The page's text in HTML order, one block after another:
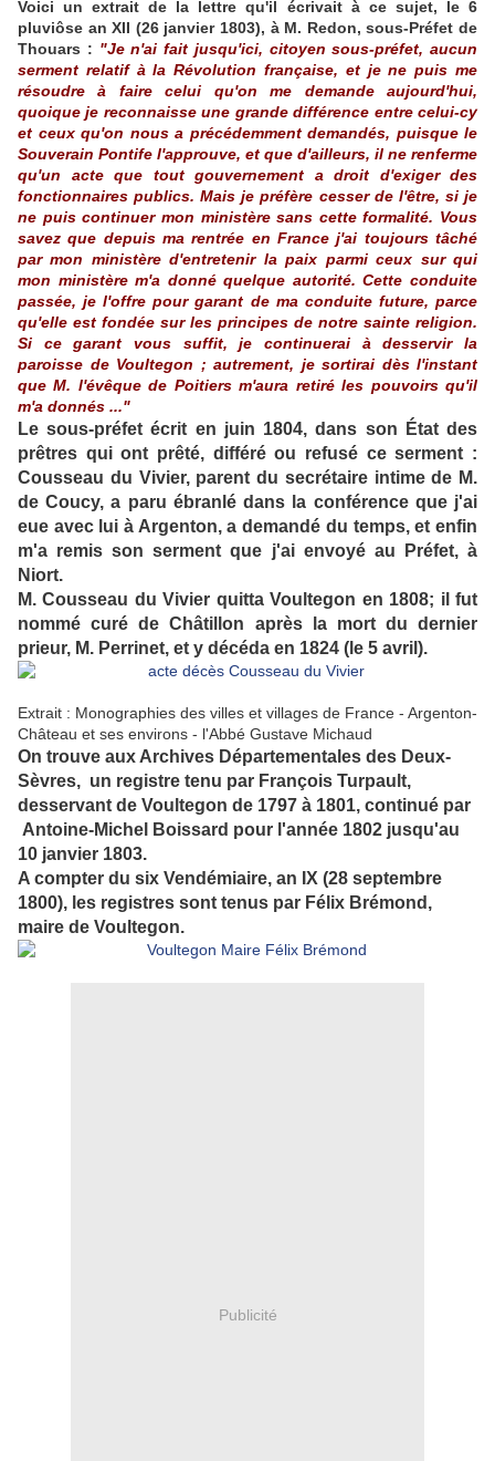
Voici un extrait de la lettre qu'il écrivait à ce sujet, le 6
pluviôse an XII (26 janvier 1803), à M. Redon, sous-Préfet de
Thouars : "Je n'ai fait jusqu'ici, citoyen sous-préfet, aucun
serment relatif à la Révolution française, et je ne puis me
résoudre à faire celui qu'on me demande aujourd'hui,
quoique je reconnaisse une grande différence entre celui-cy
et ceux qu'on nous a précédemment demandés, puisque le
Souverain Pontife l'approuve, et que d'ailleurs, il ne renferme
qu'un acte que tout gouvernement a droit d'exiger des
fonctionnaires publics. Mais je préfère cesser de l'être, si je
ne puis continuer mon ministère sans cette formalité. Vous
savez que depuis ma rentrée en France j'ai toujours tâché
par mon ministère d'entretenir la paix parmi ceux sur qui
mon ministère m'a donné quelque autorité. Cette conduite
passée, je l'offre pour garant de ma conduite future, parce
qu'elle est fondée sur les principes de notre sainte religion.
Si ce garant vous suffit, je continuerai à desservir la
paroisse de Voultegon ; autrement, je sortirai dès l'instant
que M. l'évêque de Poitiers m'aura retiré les pouvoirs qu'il
m'a donnés ..."
Le sous-préfet écrit en juin 1804, dans son État des
prêtres qui ont prêté, différé ou refusé ce serment :
Cousseau du Vivier, parent du secrétaire intime de M.
de Coucy, a paru ébranlé dans la conférence que j'ai
eue avec lui à Argenton, a demandé du temps, et enfin
m'a remis son serment que j'ai envoyé au Préfet, à
Niort.
M. Cousseau du Vivier quitta Voultegon en 1808; il fut
nommé curé de Châtillon après la mort du dernier
prieur, M. Perrinet, et y décéda en 1824 (le 5 avril).
Extrait : Monographies des villes et villages de France - Argenton-
Château et ses environs - l'Abbé Gustave Michaud
On trouve aux Archives Départementales des Deux-
Sèvres, un registre tenu par François Turpault,
desservant de Voultegon de 1797 à 1801, continué par
Antoine-Michel Boissard pour l'année 1802 jusqu'au
10 janvier 1803.
A compter du six Vendémiaire, an IX (28 septembre
1800), les registres sont tenus par Félix Brémond,
maire de Voultegon.
Publicité